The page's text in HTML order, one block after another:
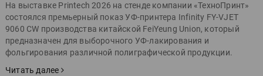
На выставке Printech 2026 на стенде компании «ТехноПринт»
состоялся премьерный показ УФ-принтера Infinity FY-VJET
9060 CW производства китайской FeiYeung Union, который
предназначен для выборочного УФ-лакирования и
фольгирования различной полиграфической продукции.
Читать далее